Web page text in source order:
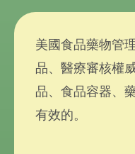
美國食品藥物管
品、醫療審核權
品、食品容器、
有效的。